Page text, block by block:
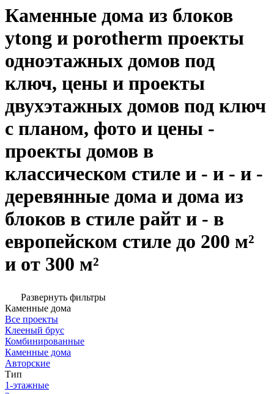
Каменные дома из блоков
ytong и porotherm проекты
одноэтажных домов под
ключ, цены и проекты
двухэтажных домов под ключ
с планом, фото и цены -
проекты домов в
классическом стиле и - и - и -
деревянные дома и дома из
блоков в стиле райт и - в
европейском стиле до 200 м²
и от 300 м²
Развернуть фильтры
Каменные дома
Все проекты
Клееный брус
Комбинированные
Каменные дома
Авторские
Тип
1-этажные